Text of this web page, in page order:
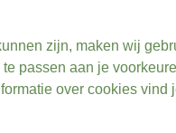
zijn, maken wij
passen aan je
over cookies vind